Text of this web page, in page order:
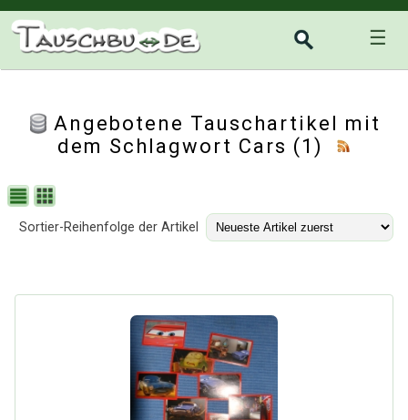
☰
Angebotene Tauschartikel mit
dem Schlagwort Cars (1)
Sortier-Reihenfolge der Artikel